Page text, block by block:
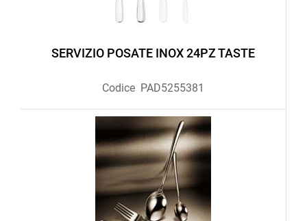
SERVIZIO POSATE INOX 24PZ TASTE
Codice PAD5255381